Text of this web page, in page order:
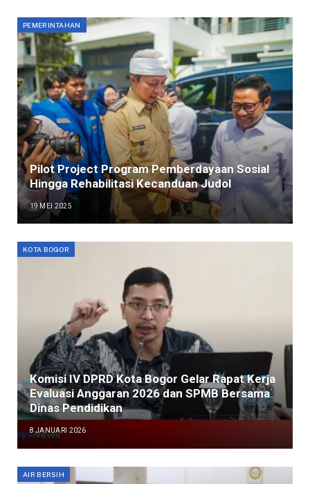
PEMERINTAHAN
Pilot Project Program Pemberdayaan Sosial
Hingga Rehabilitasi Kecanduan Judol
19 MEI 2025
KOTA BOGOR
Komisi IV DPRD Kota Bogor Gelar Rapat Kerja
Evaluasi Anggaran 2026 dan SPMB Bersama
Dinas Pendidikan
8 JANUARI 2026
AIR BERSIH